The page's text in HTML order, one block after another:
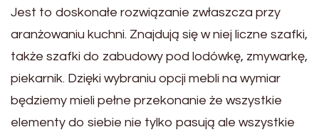
Jest to doskonałe rozwiązanie zwłaszcza przy
aranżowaniu kuchni. Znajdują się w niej liczne szafki,
także szafki do zabudowy pod lodówkę, zmywarkę,
piekarnik. Dzięki wybraniu opcji mebli na wymiar
będziemy mieli pełne przekonanie że wszystkie
elementy do siebie nie tylko pasują ale wszystkie